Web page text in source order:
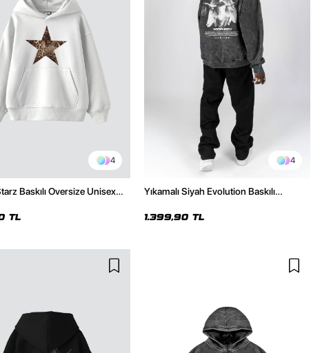
4
Baskılı Oversize Unisex
TL
4
Yıkamalı Siyah Evolution Baskılı
1.399,90 TL